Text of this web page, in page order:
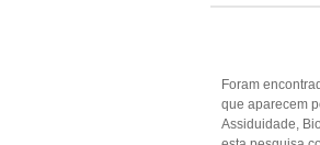
Foram
que aparecem
Assiduidade,